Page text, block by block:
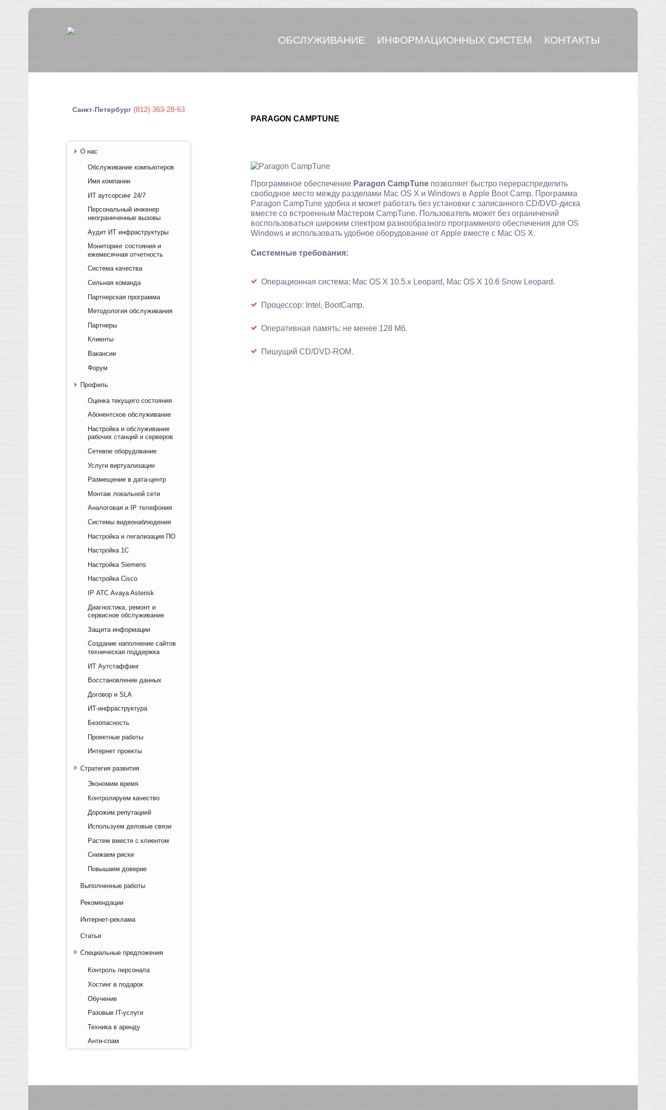
ОБСЛУЖИВАНИЕ ИНФОРМАЦИОННЫХ СИСТЕМ КОНТАКТЫ
PARAGON CAMPTUNE
Программное обеспечение Paragon CampTuneпозволяет быстро перераспределить
свободное место между разделами Mac OS X и Windows в Apple Boot Camp. Программа
Paragon CampTune удобна и может работать без установки с записанного CD/DVD-диска
вместе со встроенным Мастером CampTune. Пользователь может без ограничений
воспользоваться широким спектром разнообразного программного обеспечения для OS
Windows и использовать удобное оборудование от Apple вместе с Mac OS X.
Системные требования:
Операционная система: Mac OS X 10.5.x Leopard, Mac OS X 10.6 Snow Leopard.
Процессор: Intel, BootCamp.
Оперативная память: не менее 128 Мб.
Пишущий CD/DVD-ROM.
Санкт-Петербург (812) 363-28-63
О нас
Обслуживание компьютеров
Имя компании
ИТ аутсорсинг 24/7
Персональный инженер
неограниченные вызовы
Аудит ИТ инфраструктуры
Мониторинг состояния и
ежемесячная отчетность
Система качества
Сильная команда
Партнерская программа
Методология обслуживания
Партнеры
Клиенты
Вакансии
Форум
Профиль
Оценка текущего состояния
Абонентское обслуживание
Настройка и обслуживание
рабочих станций и серверов
Сетевое оборудование
Услуги виртуализации
Размещение в дата-центр
Монтаж локальной сети
Аналоговая и IP телефония
Системы видеонаблюдения
Настройка и легализация ПО
Настройка 1С
Настройка Siemens
Настройка Cisco
IP АТС Avaya Asterisk
Диагностика, ремонт и
сервисное обслуживание
Защита информации
Создание наполнение сайтов
техническая поддержка
ИТ Аутстаффинг
Восстановление данных
Договор и SLA
ИТ-инфраструктура
Безопасность
Проектные работы
Интернет проекты
Стратегия развития
Экономим время
Контролируем качество
Дорожим репутацией
Используем деловые связи
Растем вместе с клиентом
Снижаем риски
Повышаем доверие
Выполненные работы
Рекомендации
Интернет-реклама
Статьи
Специальные предложения
Контроль персонала
Хостинг в подарок
Обучение
Разовые IT-услуги
Техника в аренду
Анти-спам